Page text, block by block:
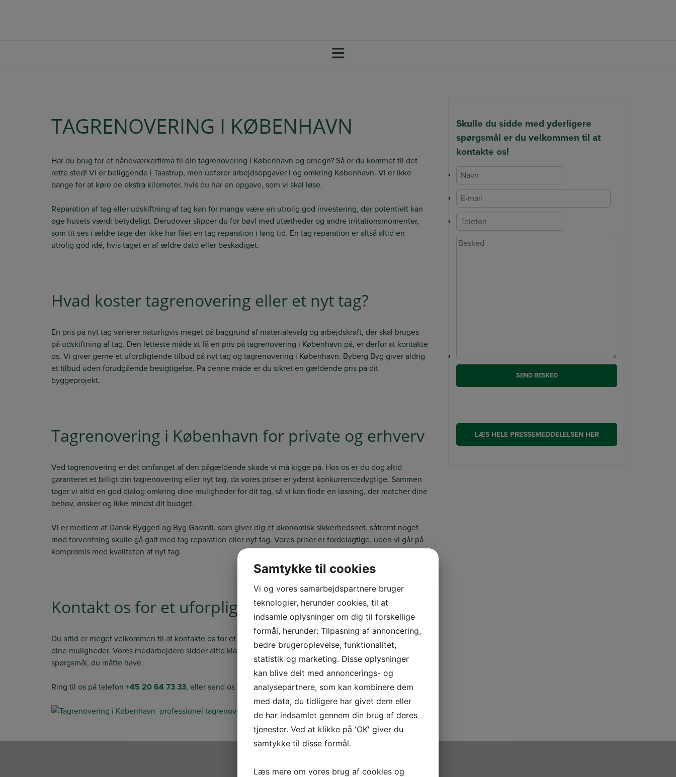
TAGRENOVERING I KØBENHAVN
Har du brug for et håndværkerfirma til din tagrenovering i København og omegn? Så er du kommet til det
rette sted! Vi er beliggende i Taastrup, men udfører arbejdsopgaver i og omkring København. Vi er ikke
bange for at køre de ekstra kilometer, hvis du har en opgave, som vi skal løse.
Reparation af tag eller udskiftning af tag kan for mange være en utrolig god investering, der potentielt kan
øge husets værdi betydeligt. Derudover slipper du for bøvl med utætheder og andre irritationsmomenter,
som tit ses i ældre tage der ikke har fået en tag reparation i lang tid. En tag reparation er altså altid en
utrolig god idé, hvis taget er af ældre dato eller beskadiget.
Hvad koster tagrenovering eller et nyt tag?
En pris på nyt tag varierer naturligvis meget på baggrund af materialevalg og arbejdskraft, der skal bruges
på udskiftning af tag. Den letteste måde at få en pris på tagrenovering i København på, er derfor at kontakte
os. Vi giver gerne et uforpligtende tilbud på nyt tag og tagrenovering i København. Byberg Byg giver aldrig
et tilbud uden forudgående besigtigelse. På denne måde er du sikret en gældende pris på dit
byggeprojekt.
Tagrenovering i København for private og erhverv
Ved tagrenovering er det omfanget af den pågældende skade vi må kigge på. Hos os er du dog altid
garanteret et billigt din tagrenovering eller nyt tag, da vores priser er yderst konkurrencedygtige. Sammen
tager vi altid en god dialog omkring dine muligheder for dit tag, så vi kan finde en løsning, der matcher dine
behov, ønsker og ikke mindst dit budget.​
Vi er medlem af Dansk Byggeri og Byg Garanti, som giver dig et økonomisk sikkerhedsnet, såfremt noget
mod forventning skulle gå galt med tag reparation eller nyt tag. Vores priser er fordelagtige, uden vi går på
kompromis med kvaliteten af nyt tag.
Kontakt os for et uforpligtende tilbud
Du altid er meget velkommen til at kontakte os for et uforpligtende tilbud eller en dybdegående snak om
dine muligheder. Vores medarbejdere sidder altid klar ved telefonen og tasterne til at besvare ethvert
spørgsmål, du måtte have.
Ring til os på telefon +45 20 64 73 33, eller send os en e-mailmail@byberg-byg.dk.​
Skulle du sidde med yderligere
spørgsmål er du velkommen til at
kontakte os!
LÆS HELE PRESSEMEDDELELSEN HER
Samtykke til cookies
Vi og vores samarbejdspartnere bruger
teknologier, herunder cookies, til at
indsamle oplysninger om dig til forskellige
formål, herunder: Tilpasning af annoncering,
bedre brugeroplevelse, funktionalitet,
statistik og marketing. Disse oplysninger
kan blive delt med annoncerings- og
analysepartnere, som kan kombinere dem
med data, du tidligere har givet dem eller
de har indsamlet gennem din brug af deres
tjenester. Ved at klikke på 'OK' giver du
samtykke til disse formål.
Læs mere om vores brug af cookies og